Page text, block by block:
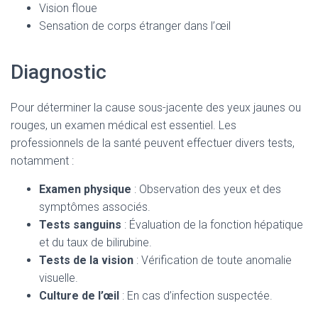
Vision floue
Sensation de corps étranger dans l’œil
Diagnostic
Pour déterminer la cause sous-jacente des yeux jaunes ou
rouges, un examen médical est essentiel. Les
professionnels de la santé peuvent effectuer divers tests,
notamment :
Examen physique : Observation des yeux et des
symptômes associés.
Tests sanguins : Évaluation de la fonction hépatique
et du taux de bilirubine.
Tests de la vision : Vérification de toute anomalie
visuelle.
Culture de l’œil : En cas d’infection suspectée.